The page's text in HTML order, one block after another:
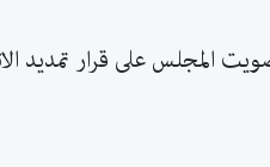
المجلس على قرار تمديد